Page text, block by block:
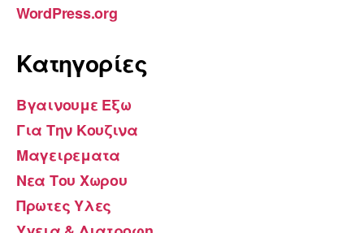
WordPress.org
Kατηγορίες
Βγαινουμε Εξω
Για Την Κουζινα
Μαγειρεματα
Νεα Του Χωρου
Πρωτες Υλες